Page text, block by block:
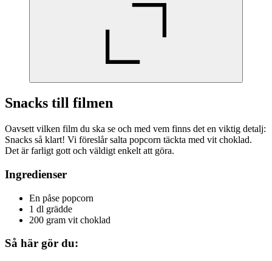
Snacks till filmen
Oavsett vilken film du ska se och med vem finns det en viktig detalj:
Snacks så klart! Vi föreslår salta popcorn täckta med vit choklad.
Det är farligt gott och väldigt enkelt att göra.
Ingredienser
En påse popcorn
1 dl grädde
200 gram vit choklad
Så här gör du: